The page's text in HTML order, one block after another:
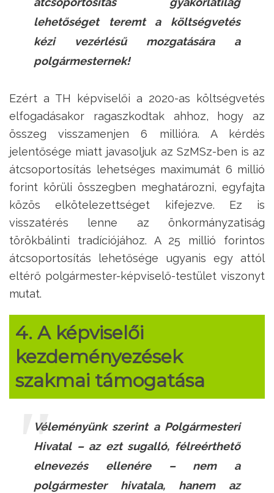
lehetőséget teremt a költségvetés
kézi vezérlésű mozgatására a
polgármesternek!
Ezért a TH képviselői a 2020-as költségvetés
elfogadásakor ragaszkodtak ahhoz, hogy az
összeg visszamenjen 6 millióra. A kérdés
jelentősége miatt javasoljuk az SzMSz-ben is az
átcsoportosítás lehetséges maximumát 6 millió
forint körüli összegben meghatározni, egyfajta
közös elkötelezettséget kifejezve. Ez is
visszatérés lenne az önkormányzatiság
törökbálinti tradíciójához. A 25 millió forintos
átcsoportosítás lehetősége ugyanis egy attól
eltérő polgármester-képviselő-testület viszonyt
mutat.
4. A képviselői
kezdeményezések
szakmai támogatása
Véleményünk szerint a Polgármesteri
Hivatal – az ezt sugalló, félreérthető
elnevezés ellenére – nem a
polgármester hivatala, hanem az